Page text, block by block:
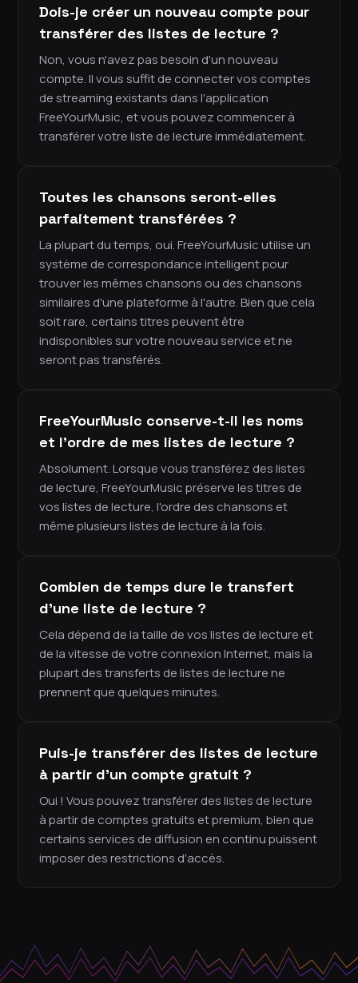
Dois-je créer un nouveau compte pour
transférer des listes de lecture ?
Non, vous n'avez pas besoin d'un nouveau
compte. Il vous suffit de connecter vos comptes
de streaming existants dans l'application
FreeYourMusic, et vous pouvez commencer à
transférer votre liste de lecture immédiatement.
Toutes les chansons seront-elles
parfaitement transférées ?
La plupart du temps, oui. FreeYourMusic utilise un
système de correspondance intelligent pour
trouver les mêmes chansons ou des chansons
similaires d'une plateforme à l'autre. Bien que cela
soit rare, certains titres peuvent être
indisponibles sur votre nouveau service et ne
seront pas transférés.
FreeYourMusic conserve-t-il les noms
et l'ordre de mes listes de lecture ?
Absolument. Lorsque vous transférez des listes
de lecture, FreeYourMusic préserve les titres de
vos listes de lecture, l'ordre des chansons et
même plusieurs listes de lecture à la fois.
Combien de temps dure le transfert
d'une liste de lecture ?
Cela dépend de la taille de vos listes de lecture et
de la vitesse de votre connexion Internet, mais la
plupart des transferts de listes de lecture ne
prennent que quelques minutes.
Puis-je transférer des listes de lecture
à partir d'un compte gratuit ?
Oui ! Vous pouvez transférer des listes de lecture
à partir de comptes gratuits et premium, bien que
certains services de diffusion en continu puissent
imposer des restrictions d'accès.